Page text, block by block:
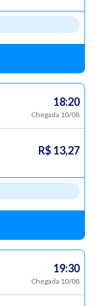
18:20
Chegada 10/08
R$ 13,27
19:30
Chegada 10/08